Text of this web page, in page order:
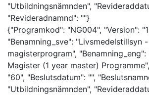
"Utbildningsnämnden",
"Revideradnamnd": ""}
{"Programkod": "NG004", "Version":
"Benamning_sve": "Livsmedelstillsyn -
magisterprogram",
Magister (1 year master)
"60", "Beslutsdatum": "",
"Utbildningsnämnden",